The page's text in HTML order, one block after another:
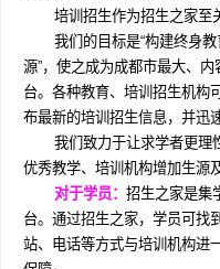
培训招生作为招生之家至
我们的目标是“构建终身
源”，使之成为成都市最大、
台。各种教育、培训招生机构
布最新的培训招生信息，并迅
我们致力于让求学者更理
优秀教学、培训机构增加生源
对于学员： 招生之家是集
台。通过招生之家，学员可找
站、电话等方式与培训机构进